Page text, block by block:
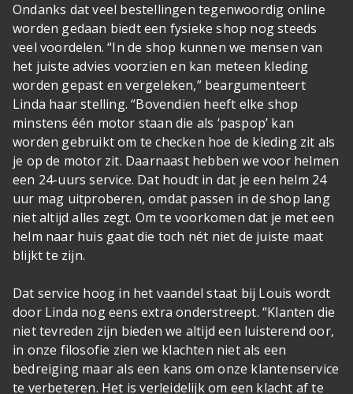
Ondanks dat veel bestellingen tegenwoordig online
worden gedaan biedt een fysieke shop nog steeds
veel voordelen. “In de shop kunnen we mensen van
het juiste advies voorzien en kan meteen kleding
worden gepast en vergeleken,” beargumenteert
Linda haar stelling. “Bovendien heeft elke shop
minstens één motor staan die als ‘paspop’ kan
worden gebruikt om te checken hoe de kleding zit als
je op de motor zit. Daarnaast hebben we voor helmen
een 24-uurs service. Dat houdt in dat je een helm 24
uur mag uitproberen, omdat passen in de shop lang
niet altijd alles zegt. Om te voorkomen dat je met een
helm naar huis gaat die toch nét niet de juiste maat
blijkt te zijn.
Dat service hoog in het vaandel staat bij Louis wordt
door Linda nog eens extra onderstreept. “Klanten die
niet tevreden zijn bieden we altijd een luisterend oor,
in onze filosofie zien we klachten niet als een
bedreiging maar als een kans om onze klantenservice
te verbeteren. Het is verleidelijk om een klacht af te